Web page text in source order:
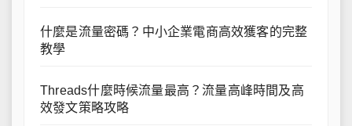
什麼是流量密碼？中小企業電商高效獲客的完整
教學
Threads什麼時候流量最高？流量高峰時間及高
效發文策略攻略